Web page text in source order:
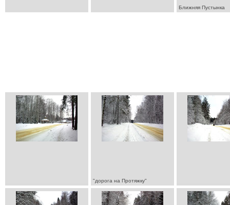
Ближняя Пустынка
"дорога на Протяжку"